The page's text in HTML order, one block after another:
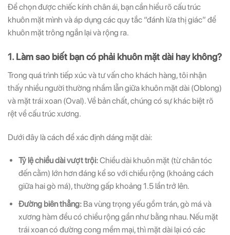
Để chọn được chiếc kính chân ái, bạn cần hiểu rõ cấu trúc
khuôn mặt mình và áp dụng các quy tắc “đánh lừa thị giác” để
khuôn mặt trông ngắn lại và rộng ra.
1. Làm sao biết bạn có phải khuôn mặt dài hay không?
Trong quá trình tiếp xúc và tư vấn cho khách hàng, tôi nhận
thấy nhiều người thường nhầm lẫn giữa khuôn mặt dài (Oblong)
và mặt trái xoan (Oval). Về bản chất, chúng có sự khác biệt rõ
rệt về cấu trúc xương.
Dưới đây là cách để xác định dáng mặt dài:
Tỷ lệ chiều dài vượt trội:Chiều dài khuôn mặt (từ chân tóc
đến cằm) lớn hơn đáng kể so với chiều rộng (khoảng cách
giữa hai gò má), thường gấp khoảng 1.5 lần trở lên.
Đường biên thẳng:Ba vùng trọng yếu gồm trán, gò má và
xương hàm đều có chiều rộng gần như bằng nhau. Nếu mặt
trái xoan có đường cong mềm mại, thì mặt dài lại có các
ĐĂNG KÝ
(Vui lòng check thư mục Promotion hoặc Spam nếu bạn không thấy email từ Hải
ĐĂNG KÝ
(Vui lòng check thư mục Promotion hoặc Spam nếu bạn không thấy email từ Hải